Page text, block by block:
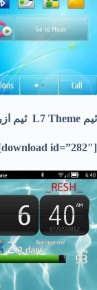
ثيم L7 Theme ثيم ازرق مميز وجميل
[download id=”282″]